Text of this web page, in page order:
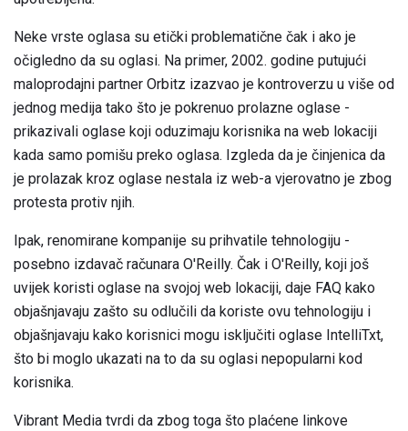
Neke vrste oglasa su etički problematične čak i ako je
očigledno da su oglasi. Na primer, 2002. godine putujući
maloprodajni partner Orbitz izazvao je kontroverzu u više od
jednog medija tako što je pokrenuo prolazne oglase -
prikazivali oglase koji oduzimaju korisnika na web lokaciji
kada samo pomišu preko oglasa. Izgleda da je činjenica da
je prolazak kroz oglase nestala iz web-a vjerovatno je zbog
protesta protiv njih.
Ipak, renomirane kompanije su prihvatile tehnologiju -
posebno izdavač računara O'Reilly. Čak i O'Reilly, koji još
uvijek koristi oglase na svojoj web lokaciji, daje FAQ kako
objašnjavaju zašto su odlučili da koriste ovu tehnologiju i
objašnjavaju kako korisnici mogu isključiti oglase IntelliTxt,
što bi moglo ukazati na to da su oglasi nepopularni kod
korisnika.
Vibrant Media tvrdi da zbog toga što plaćene linkove